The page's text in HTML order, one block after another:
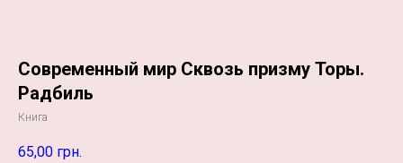
Современный мир Сквозь призму Торы.
Радбиль
Книга
65,00 грн.